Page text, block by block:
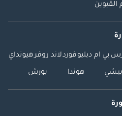
القيوين
بي ام دبليوفوردلاند روفرهيونداي
هوندا بورش